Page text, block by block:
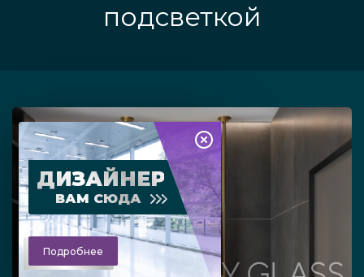
подсветкой
ДИЗАЙНЕР
ВАМ СЮДА
Подробнее